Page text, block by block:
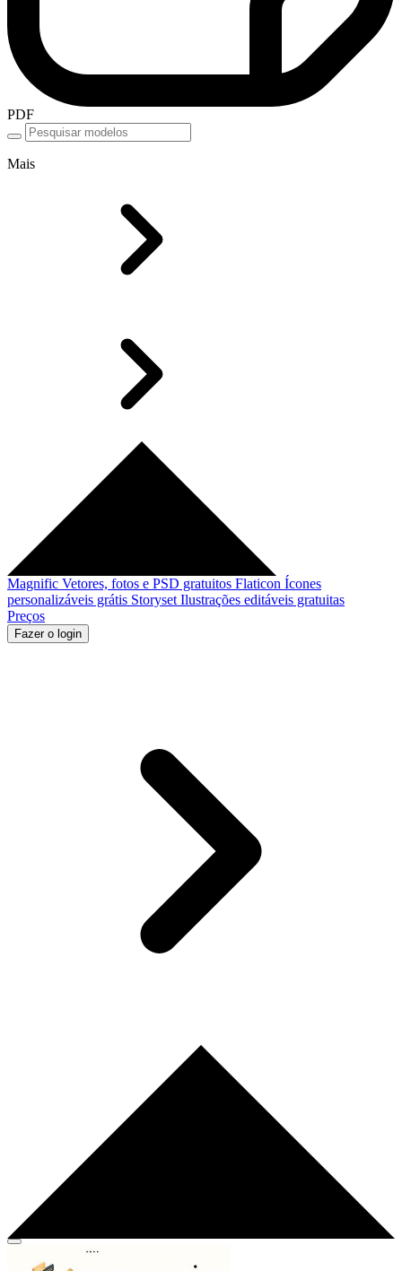
PDF
Mais
Magnific Vetores, fotos e PSD gratuitos Flaticon Ícones
personalizáveis grátis Storyset Ilustrações editáveis gratuitas
Preços
Fazer o login